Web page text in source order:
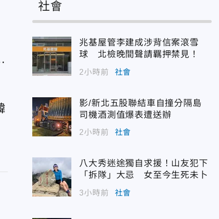
社會
兆基屋管李建成涉背信案滾雪
球 北檢晚間聲請羈押禁見！
2小時前 社會
影/新北五股聯結車自撞分隔島
司機酒測值爆表遭送辦
2小時前 社會
八大秀迷途獨自求援！山友犯下
「拆隊」大忌 女至今生死未卜
3小時前 社會